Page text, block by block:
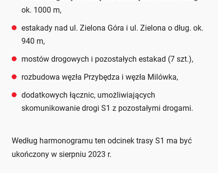
ok. 1000 m,
estakady nad ul. Zielona Góra i ul. Zielona o dług. ok.
940 m,
mostów drogowych i pozostałych estakad (7 szt.),
rozbudowa węzła Przybędza i węzła Milówka,
dodatkowych łącznic, umożliwiających
skomunikowanie drogi S1 z pozostałymi drogami.
Według harmonogramu ten odcinek trasy S1 ma być
ukończony w sierpniu 2023 r.